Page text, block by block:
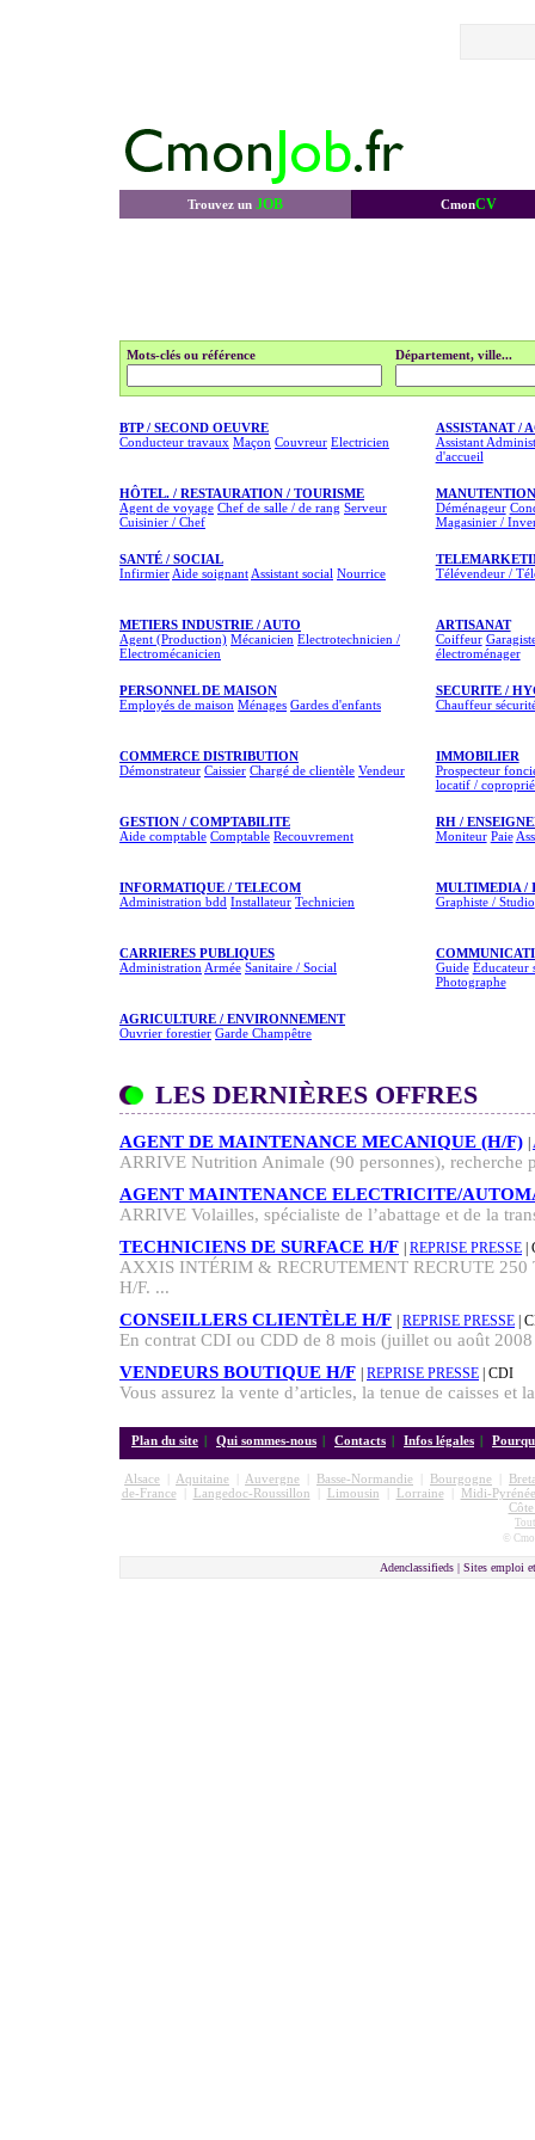
Trouvez un JOB CmonCV
Mots-clés ou référence Département, ville...
BTP / SECOND OEUVRE
Conducteur travaux Maçon Couvreur Electricien
ASSISTANAT /
Assistant
d'accueil
HÔTEL. / RESTAURATION / TOURISME
Agent de voyage Chef de salle / de rang Serveur
Cuisinier / Chef
Déménageur
Magasinier /
SANTÉ / SOCIAL
Infirmier Aide soignant Assistant social Nourrice
Télévendeur /
METIERS INDUSTRIE / AUTO
Agent (Production) Mécanicien Electrotechnicien /
Electromécanicien
ARTISANAT
Coiffeur
électroménager
PERSONNEL DE MAISON
Employés de maison Ménages Gardes d'enfants
SECURITE /
Chauffeur
COMMERCE DISTRIBUTION
Démonstrateur Caissier Chargé de clientèle Vendeur
IMMOBILIER
Prospecteur
locatif /
GESTION / COMPTABILITE
Aide comptable Comptable Recouvrement
RH /
Moniteur Paie
INFORMATIQUE / TELECOM
Administration bdd Installateur Technicien
MULTIMEDIA /
Graphiste / Studio
CARRIERES PUBLIQUES
Administration Armée Sanitaire / Social
Guide Éducateur
Photographe
AGRICULTURE / ENVIRONNEMENT
Ouvrier forestier Garde Champêtre
LES DERNIÈRES OFFRES
AGENT DE MAINTENANCE MECANIQUE (H/F)
ARRIVE Nutrition Animale (90 personnes), recherche
AGENT MAINTENANCE ELECTRICITE/
ARRIVE Volailles, spécialiste de l’abattage et de la
TECHNICIENS DE SURFACE H/F
REPRISE PRESSE
AXXIS INTÉRIM & RECRUTEMENT RECRUTE 250
H/F. ...
CONSEILLERS CLIENTÈLE H/F
REPRISE PRESSE |
En contrat CDI ou CDD de 8 mois (juillet ou août
VENDEURS BOUTIQUE H/F
REPRISE PRESSE | CDI
Vous assurez la vente d’articles, la tenue de caisses et
Plan du site | Qui sommes-nous | Contacts | Infos légales |
Alsace Aquitaine Auvergne Basse-Normandie Bourgogne
de-France| Langedoc-Roussillon Limousin Lorraine|
Midi-
©
Adenclassifieds | Sites emploi